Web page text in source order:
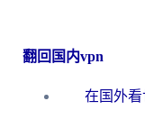
翻回国内vpn